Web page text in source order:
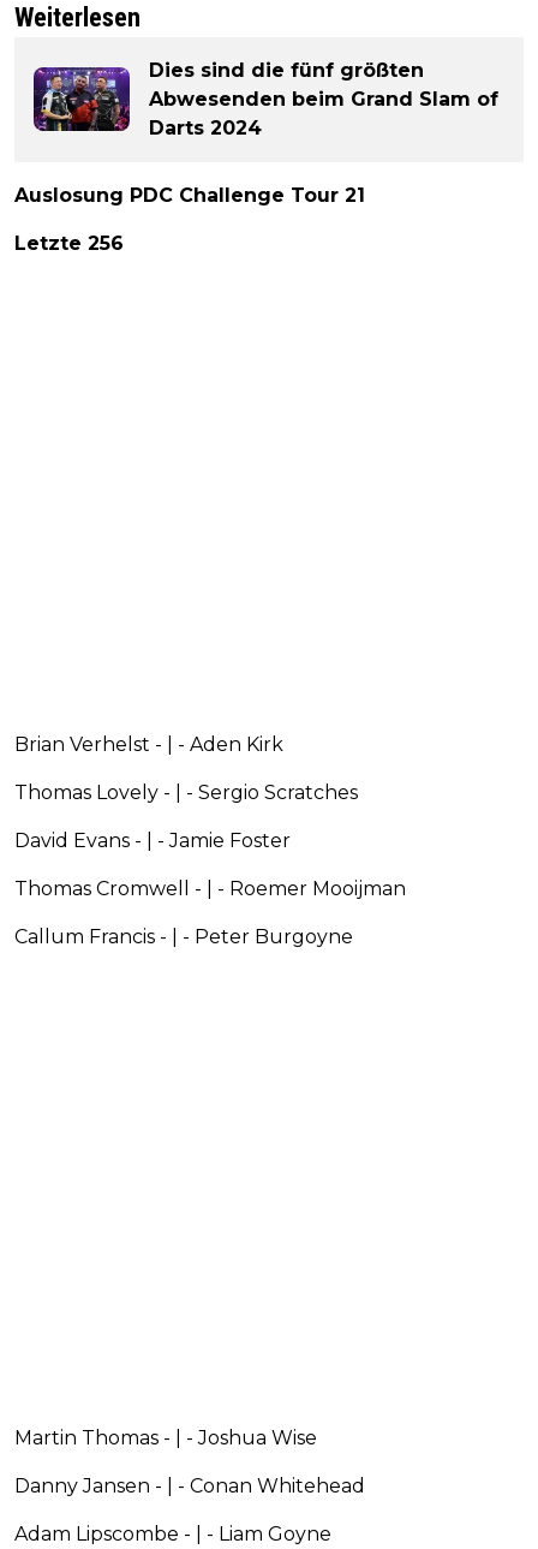
Weiterlesen
Dies sind die fünf größten
Abwesenden beim Grand Slam of
Darts 2024
Auslosung PDC Challenge Tour 21
Letzte 256
Brian Verhelst - | - Aden Kirk
Thomas Lovely - | - Sergio Scratches
David Evans - | - Jamie Foster
Thomas Cromwell - | - Roemer Mooijman
Callum Francis - | - Peter Burgoyne
Martin Thomas - | - Joshua Wise
Danny Jansen - | - Conan Whitehead
Adam Lipscombe - | - Liam Goyne